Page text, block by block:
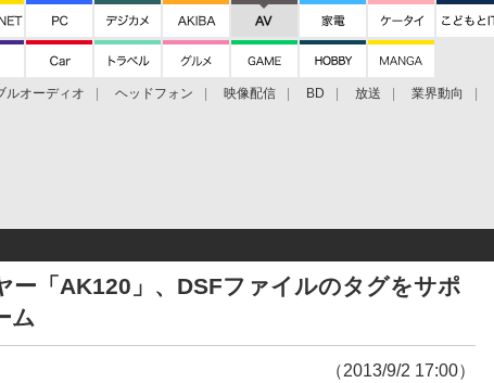
ルオーディオ ヘッドフォン 映像配信 BD 放送 業界動向
ー「AK120」、DSFファイルのタグをサポ
ム
（2013/9/2 17:00）